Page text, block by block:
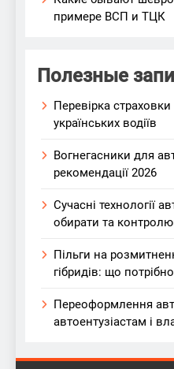
примере ВСП и ТЦК
Полезные
Перевірка страховки
українських водіїв
Вогнегасники для
рекомендації 2026
Сучасні технології
обирати та
Пільги на
гібридів: що
Переоформлення
автоентузіастам і